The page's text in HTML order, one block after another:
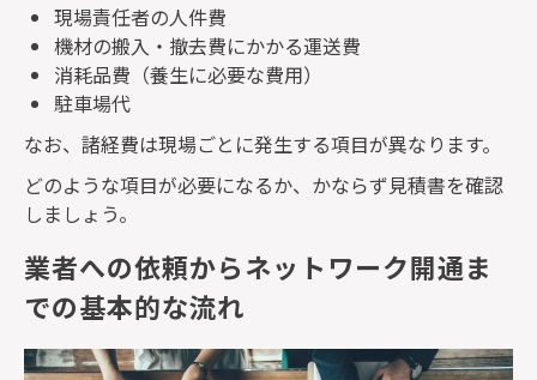
現場責任者の人件費
機材の搬入・撤去費にかかる運送費
消耗品費（養生に必要な費用）
駐車場代
なお、諸経費は現場ごとに発生する項目が異なります。
どのような項目が必要になるか、かならず見積書を確認
しましょう。
業者への依頼からネットワーク開通ま
での基本的な流れ